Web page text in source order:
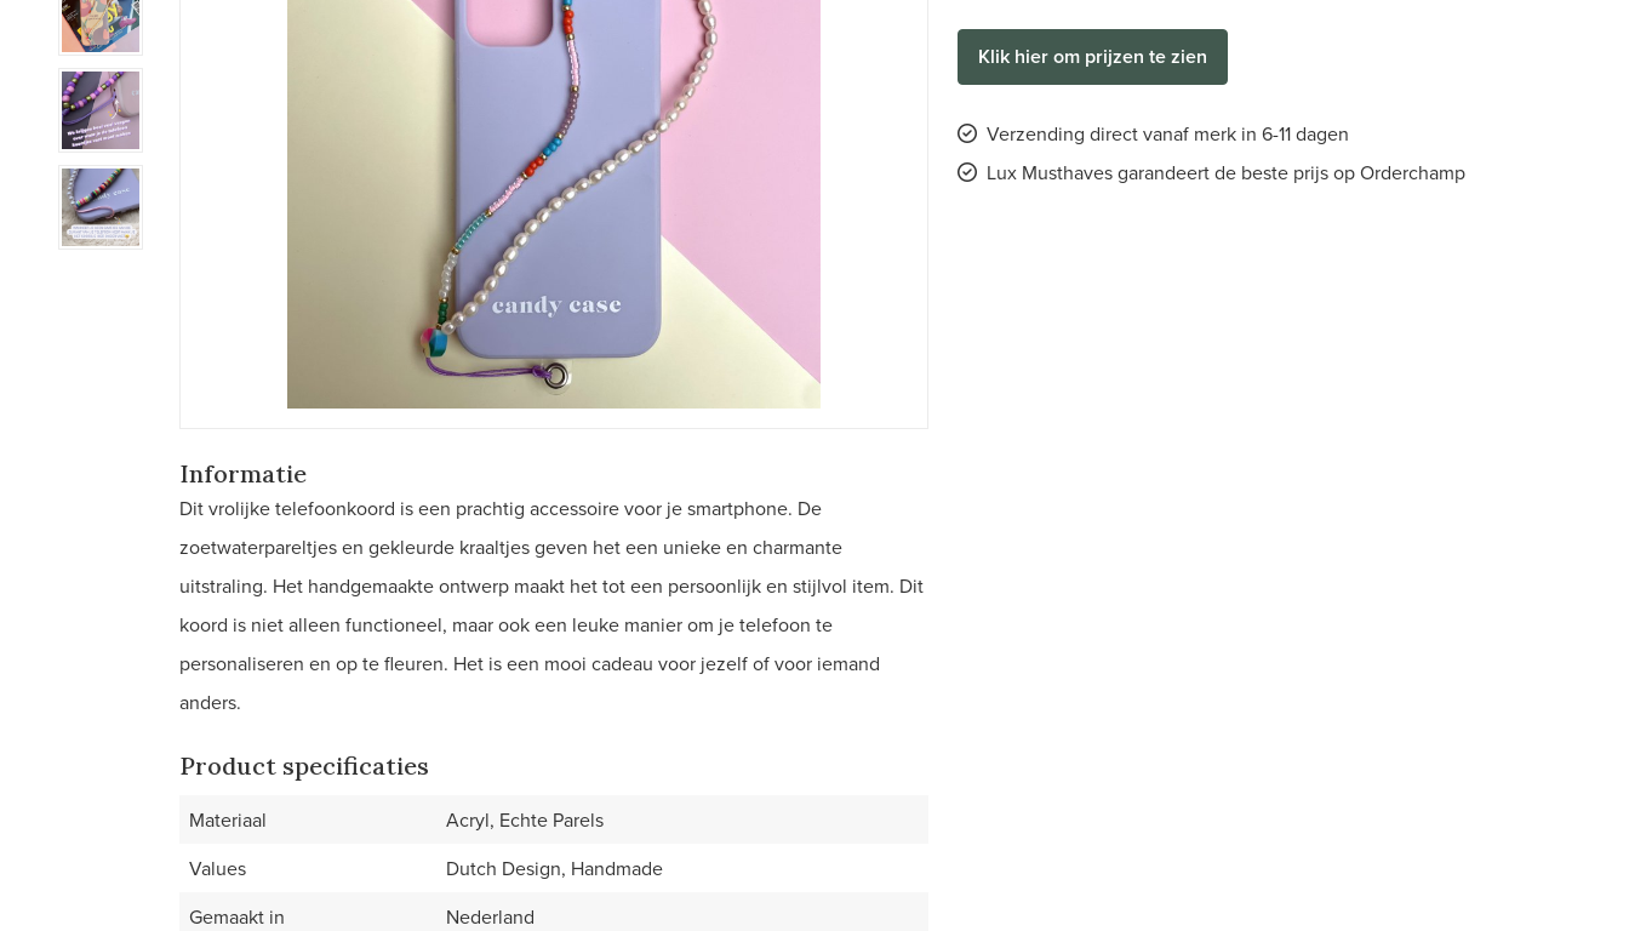
Klik hier om prijzen te zien
Verzending direct vanaf merk in 6-11 dagen
Lux Musthaves garandeert de beste prijs op Orderchamp
Informatie
Dit vrolijke telefoonkoord is een prachtig accessoire voor je smartphone. De
zoetwaterpareltjes en gekleurde kraaltjes geven het een unieke en charmante
uitstraling. Het handgemaakte ontwerp maakt het tot een persoonlijk en stijlvol item. Dit
koord is niet alleen functioneel, maar ook een leuke manier om je telefoon te
personaliseren en op te fleuren. Het is een mooi cadeau voor jezelf of voor iemand
anders.
Product specificaties
Materiaal
Acryl, Echte Parels
Values
Dutch Design, Handmade
Gemaakt in
Nederland